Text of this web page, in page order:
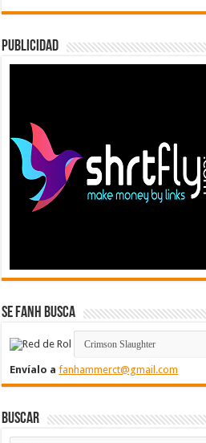
Publicidad
Se FanH Busca
Envíalo afanhammerct@gmail.com
Buscar